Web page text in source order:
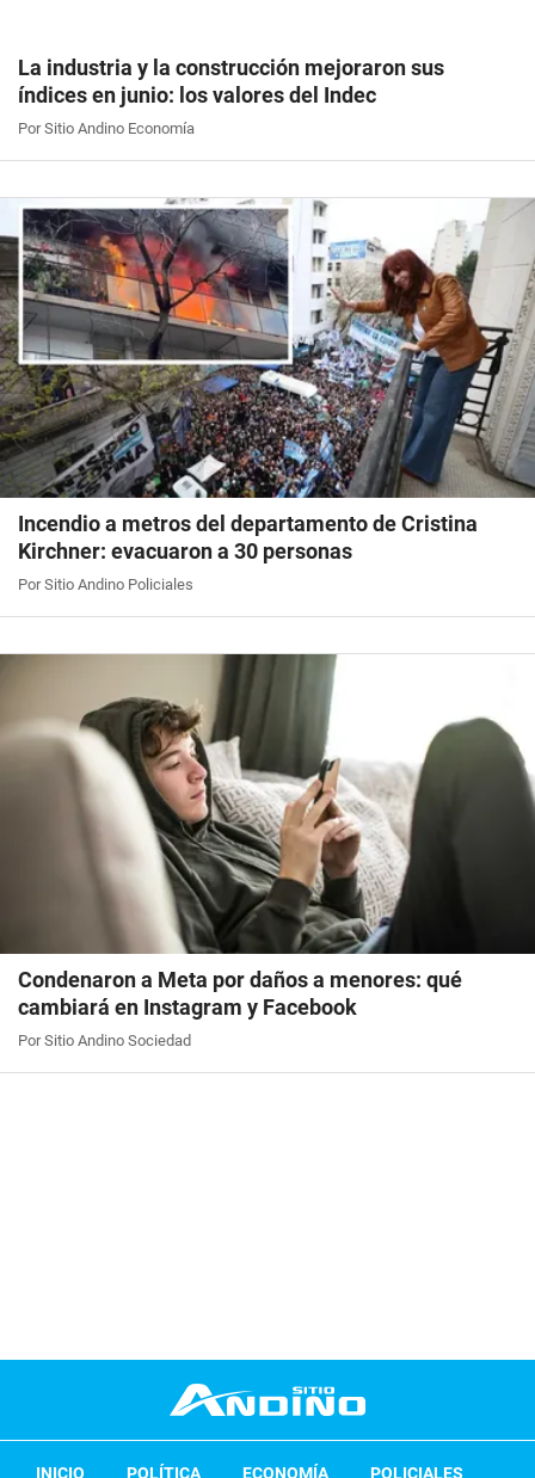
La industria y la construcción mejoraron sus
índices en junio: los valores del Indec
Por Sitio Andino Economía
Incendio a metros del departamento de Cristina
Kirchner: evacuaron a 30 personas
Por Sitio Andino Policiales
Condenaron a Meta por daños a menores: qué
cambiará en Instagram y Facebook
Por Sitio Andino Sociedad
INICIO POLÍTICA ECONOMÍA POLICIALES